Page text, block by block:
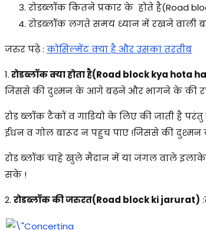
रोडब्लॉक कितने प्रकार के होते है(Road
रोडब्लॉक लगते समय ध्यान में रखने वाली
जरुर पढ़े : कोसिल्मेंट क्या है और उसका तरतीब
1.रोडब्लॉक क्या होता है(Road block kya hota
जिससे की दुश्मन के आगे बढ़ने और भागने के की
रोड ब्लॉक टैंकों व गाडियो के लिए की जाती है
ईंधन व गोल बारूद न पहुच पाए !जिससे की
रोड ब्लॉक चाहे खुले मैदान में या जंगल वाले
सके !
2. रोडब्लॉक की जरुरत(Road block ki jarurat)